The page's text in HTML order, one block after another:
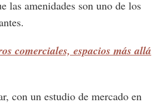
las amenidades son uno de los
comerciales, espacios más allá
con un estudio de mercado en